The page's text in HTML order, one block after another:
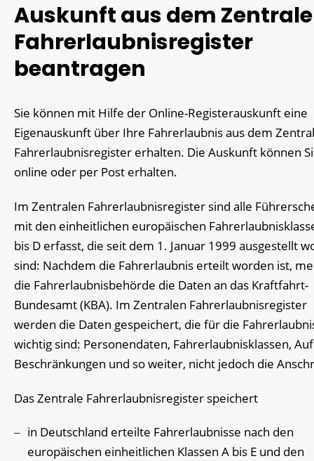
Auskunft aus dem
Fahrerlaubnisregister
beantragen
Sie können mit Hilfe der Online-Registerauskunft eine
Eigenauskunft über Ihre Fahrerlaubnis aus dem
Fahrerlaubnisregister erhalten. Die Auskunft können
online oder per Post erhalten.
Im Zentralen Fahrerlaubnisregister sind alle
mit den einheitlichen europäischen
bis D erfasst, die seit dem 1. Januar 1999 ausgestellt
sind: Nachdem die Fahrerlaubnis erteilt worden ist,
die Fahrerlaubnisbehörde die Daten an das Kraftfahrt-
Bundesamt (KBA). Im Zentralen Fahrerlaubnisregister
werden die Daten gespeichert, die für die
wichtig sind: Personendaten, Fahrerlaubnisklassen,
Beschränkungen und so weiter, nicht jedoch die
Das Zentrale Fahrerlaubnisregister speichert
in Deutschland erteilte Fahrerlaubnisse nach den
europäischen einheitlichen Klassen A bis E und den